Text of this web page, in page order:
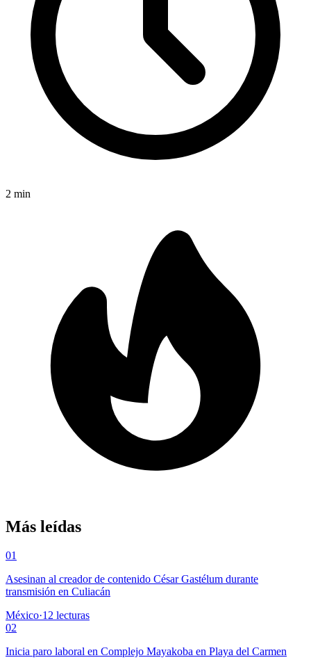
2 min
Más leídas
01
Asesinan al creador de contenido César Gastélum durante
transmisión en Culiacán
México·12 lecturas
02
Inicia paro laboral en Complejo Mayakoba en Playa del Carmen